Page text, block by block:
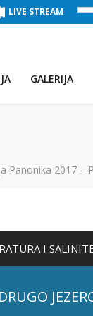
(Voda:28 °C,
LIVE STREAM
GALERIJA
Panonika 2017 –
I
DRUGO